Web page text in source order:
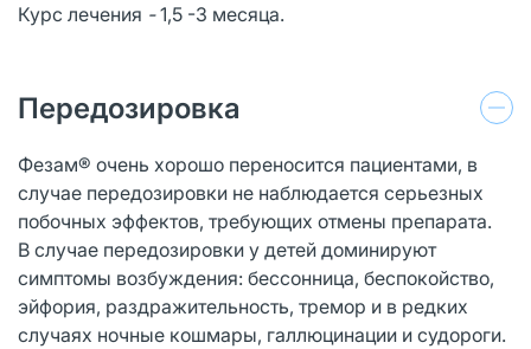
Курс лечения -1,5 -3 месяца.
Передозировка
Фезам® очень хорошо переносится пациентами, в
случае передозировки не наблюдается серьезных
побочных эффектов, требующих отмены препарата.
В случае передозировки у детей доминируют
симптомы возбуждения: бессонница, беспокойство,
эйфория, раздражительность, тремор и в редких
случаях ночные кошмары, галлюцинации и судороги.